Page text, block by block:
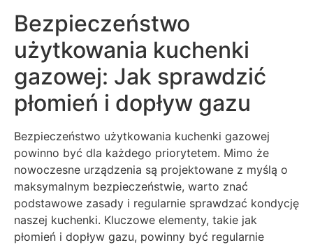
Bezpieczeństwo
użytkowania kuchenki
gazowej: Jak sprawdzić
płomień i dopływ gazu
Bezpieczeństwo użytkowania kuchenki gazowej
powinno być dla każdego priorytetem. Mimo że
nowoczesne urządzenia są projektowane z myślą o
maksymalnym bezpieczeństwie, warto znać
podstawowe zasady i regularnie sprawdzać kondycję
naszej kuchenki. Kluczowe elementy, takie jak
płomień i dopływ gazu, powinny być regularnie